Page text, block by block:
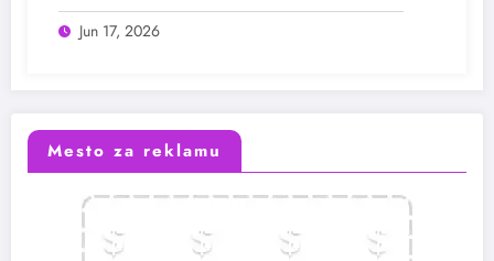
Jun 17, 2026
Mesto za reklamu